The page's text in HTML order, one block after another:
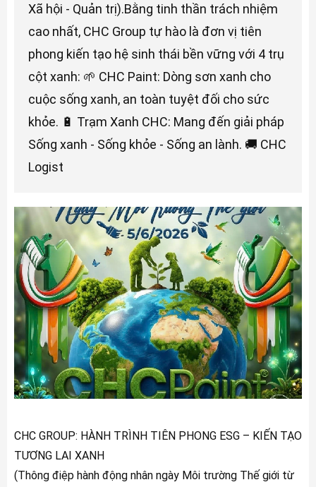
Xã hội - Quản trị).Bằng tinh thần trách nhiệm
cao nhất, CHC Group tự hào là đơn vị tiên
phong kiến tạo hệ sinh thái bền vững với 4 trụ
cột xanh: 🌱 CHC Paint: Dòng sơn xanh cho
cuộc sống xanh, an toàn tuyệt đối cho sức
khỏe. 🔋 Trạm Xanh CHC: Mang đến giải pháp
Sống xanh - Sống khỏe - Sống an lành. 🚚 CHC
Logist
CHC GROUP: HÀNH TRÌNH TIÊN PHONG ESG – KIẾN TẠO
TƯƠNG LAI XANH
(Thông điệp hành động nhân ngày Môi trường Thế giới từ